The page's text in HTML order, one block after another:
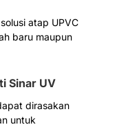
atap UPVC
baru maupun
Sinar UV
dirasakan
untuk